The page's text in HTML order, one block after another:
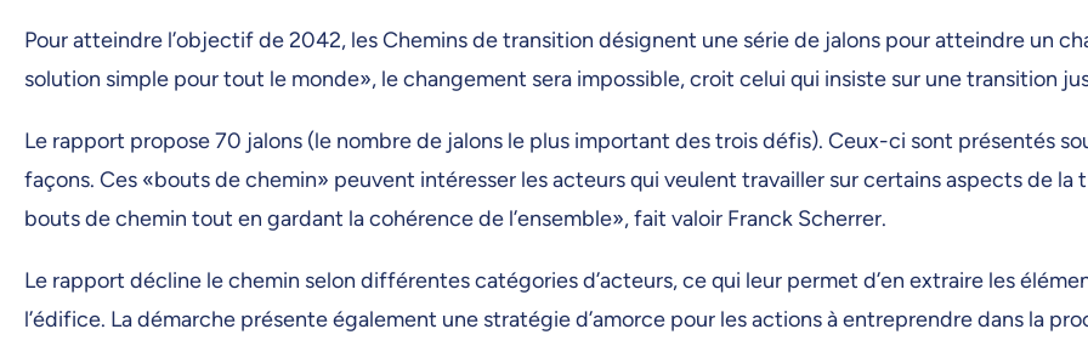
Pour atteindre l’objectif de 2042, les Chemins de transition désignent une série de jalons pour atteindre un
solution simple pour tout le monde», le changement sera impossible, croit celui qui insiste sur une transition
Le rapport propose 70 jalons (le nombre de jalons le plus important des trois défis). Ceux-ci sont présentés
façons. Ces «bouts de chemin» peuvent intéresser les acteurs qui veulent travailler sur certains aspects de la
bouts de chemin tout en gardant la cohérence de l’ensemble», fait valoir Franck Scherrer.
Le rapport décline le chemin selon différentes catégories d’acteurs, ce qui leur permet d’en extraire les
l’édifice. La démarche présente également une stratégie d’amorce pour les actions à entreprendre dans la